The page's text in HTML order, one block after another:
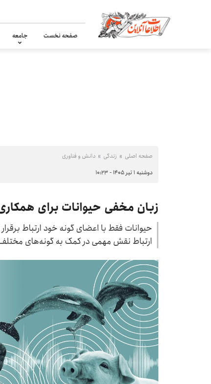
صفحه نخست جامعه
صفحه اصلی زندگی دانش و فناوری
دوشنبه ۱ تیر ۱۴۰۵ - ۱۰:۲۳
زبان مخفی حیوانات برای
حیوانات فقط با اعضای گونه‌ خود ارتباط
ارتباط نقش مهمی در کمک به گونه‌های مختلف